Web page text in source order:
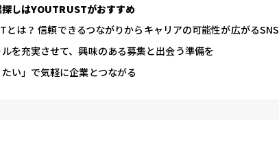
しはYOUTRUSTがおすすめ
とは？ 信頼できるつながりからキャリアの可能性が広がるSNS
を充実させて、興味のある募集と出会う準備を
たい」で気軽に企業とつながる